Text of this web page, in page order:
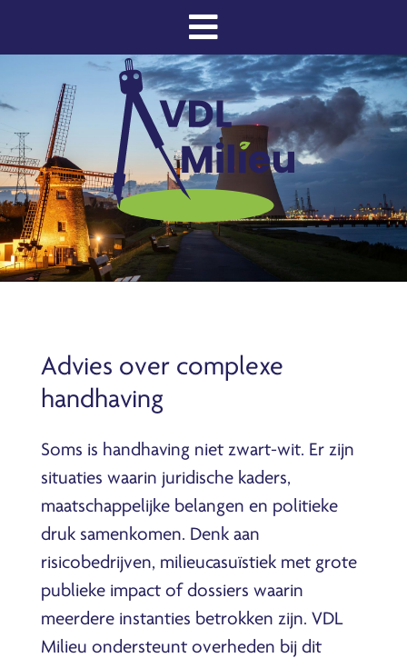
Advies over complexe
handhaving
Soms is handhaving niet zwart-wit. Er zijn
situaties waarin juridische kaders,
maatschappelijke belangen en politieke
druk samenkomen. Denk aan
risicobedrijven, milieucasuïstiek met grote
publieke impact of dossiers waarin
meerdere instanties betrokken zijn. VDL
Milieu ondersteunt overheden bij dit